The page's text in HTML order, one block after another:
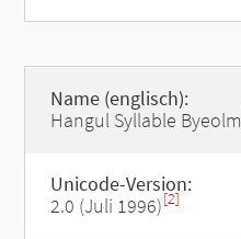
Name (englisch):
Hangul Syllable Byeolm
Unicode-Version:
2.0 (Juli 1996)[2]